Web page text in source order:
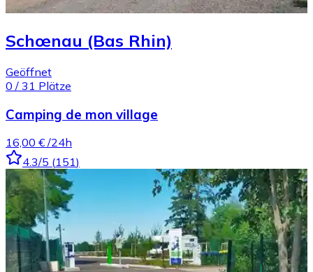
Schœnau (Bas Rhin)
Geöffnet
0 / 31 Plätze
Camping de mon village
16,00 € /24h
4.3/5 (151)